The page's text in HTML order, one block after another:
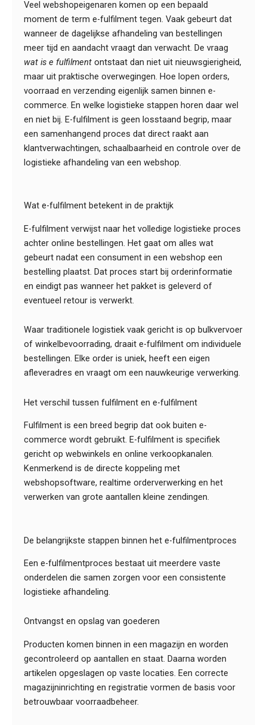
Veel webshopeigenaren komen op een bepaald
moment de term e-fulfilment tegen. Vaak gebeurt dat
wanneer de dagelijkse afhandeling van bestellingen
meer tijd en aandacht vraagt dan verwacht. De vraag
wat is e fulfilment ontstaat dan niet uit nieuwsgierigheid,
maar uit praktische overwegingen. Hoe lopen orders,
voorraad en verzending eigenlijk samen binnen e-
commerce. En welke logistieke stappen horen daar wel
en niet bij. E-fulfilment is geen losstaand begrip, maar
een samenhangend proces dat direct raakt aan
klantverwachtingen, schaalbaarheid en controle over de
logistieke afhandeling van een webshop.
Wat e-fulfilment betekent in de praktijk
E-fulfilment verwijst naar het volledige logistieke proces
achter online bestellingen. Het gaat om alles wat
gebeurt nadat een consument in een webshop een
bestelling plaatst. Dat proces start bij orderinformatie
en eindigt pas wanneer het pakket is geleverd of
eventueel retour is verwerkt.
Waar traditionele logistiek vaak gericht is op bulkvervoer
of winkelbevoorrading, draait e-fulfilment om individuele
bestellingen. Elke order is uniek, heeft een eigen
afleveradres en vraagt om een nauwkeurige verwerking.
Het verschil tussen fulfilment en e-fulfilment
Fulfilment is een breed begrip dat ook buiten e-
commerce wordt gebruikt. E-fulfilment is specifiek
gericht op webwinkels en online verkoopkanalen.
Kenmerkend is de directe koppeling met
webshopsoftware, realtime orderverwerking en het
verwerken van grote aantallen kleine zendingen.
De belangrijkste stappen binnen het e-fulfilmentproces
Een e-fulfilmentproces bestaat uit meerdere vaste
onderdelen die samen zorgen voor een consistente
logistieke afhandeling.
Ontvangst en opslag van goederen
Producten komen binnen in een magazijn en worden
gecontroleerd op aantallen en staat. Daarna worden
artikelen opgeslagen op vaste locaties. Een correcte
magazijninrichting en registratie vormen de basis voor
betrouwbaar voorraadbeheer.